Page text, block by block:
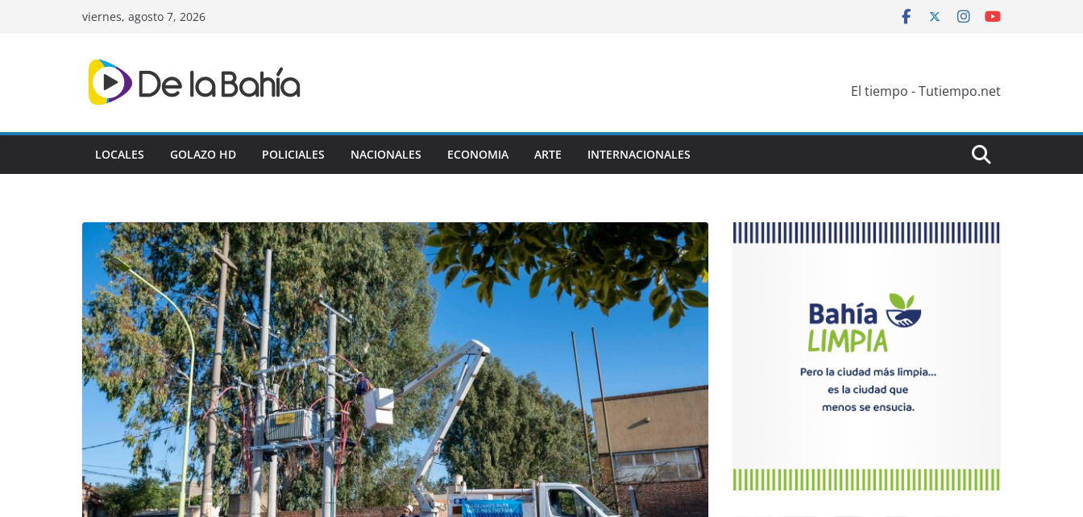
viernes, agosto 7, 2026
El tiempo - Tutiempo.net
LOCALES GOLAZO HD POLICIALES NACIONALES ECONOMIA ARTE INTERNACIONALES